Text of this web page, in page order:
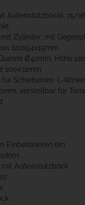
Außenstützbock): 75/
Zylinder: mit
120x54x15mm
Ø42mm, Höhe
100x72mm
Schiebetore: L-
verstellbar für
Einbetonieren 6m
Außenstützbock